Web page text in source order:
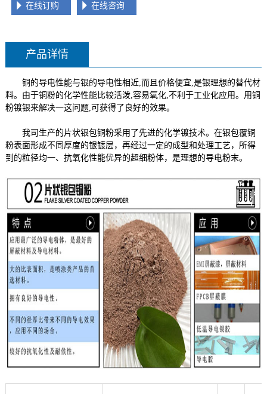
在线订购 在线咨询
产品详情
铜的导电性能与银的导电性相近,而且价格便宜,是银理想的替代材
料。由于铜粉的化学性能比较活泼,容易氧化,不利于工业化应用。用铜
粉镀银来解决一这问题,可获得了良好的效果。
我司生产的片状银包铜粉采用了先进的化学镀技术。在银包覆铜
粉表面形成不同厚度的银镀层，再经过一定的成型和处理工艺，所得
到的粒径均一、抗氧化性能优异的超细粉体，是理想的导电粉末。